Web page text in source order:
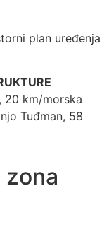
plan uređenja
20 km/morska
Tuđman, 58
zona